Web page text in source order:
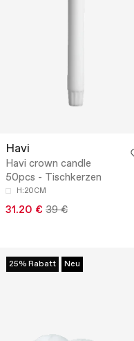
Havi
Havi crown candle
50pcs - Tischkerzen
H:20CM
31.20 € 39 €
25% Rabatt Neu